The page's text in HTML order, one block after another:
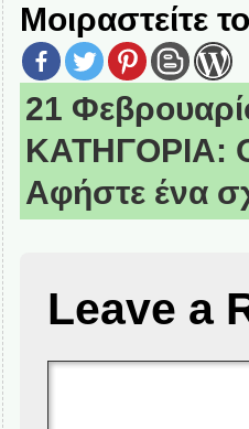
Μοιραστείτε
21
ΚΑΤΗΓΟΡΙΑ:
Αφήστε ένα
Leave a